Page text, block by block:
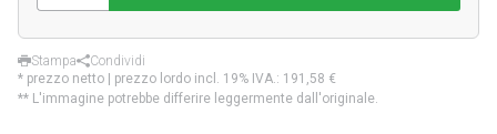
Stampa
Condividi
* prezzo netto | prezzo lordo incl. 19% IVA.: 191,58 €
** L'immagine potrebbe differire leggermente dall'originale.